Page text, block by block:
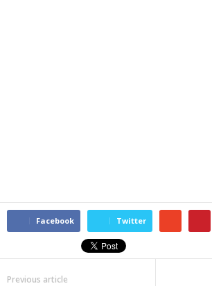
Facebook Twitter
Previous article